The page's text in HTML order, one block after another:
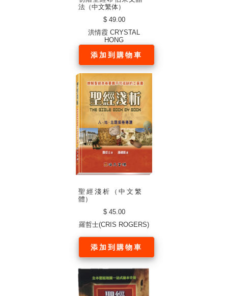
法（中文繁体）
$ 49.00
洪情霞 CRYSTAL
HONG
添加到購物車
聖經淺析（中文繁
體）
$ 45.00
羅哲士(CRIS ROGERS)
添加到購物車